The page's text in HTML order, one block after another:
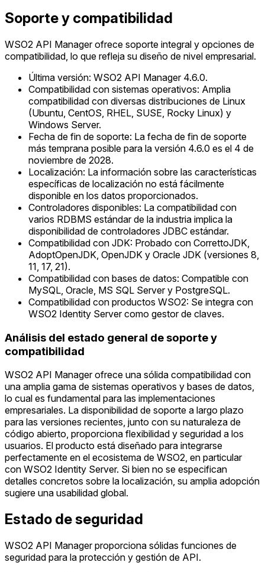
Soporte y compatibilidad
WSO2 API Manager ofrece soporte integral y opciones de
compatibilidad, lo que refleja su diseño de nivel empresarial.
Última versión: WSO2 API Manager 4.6.0.
Compatibilidad con sistemas operativos: Amplia
compatibilidad con diversas distribuciones de Linux
(Ubuntu, CentOS, RHEL, SUSE, Rocky Linux) y
Windows Server.
Fecha de fin de soporte: La fecha de fin de soporte
más temprana posible para la versión 4.6.0 es el 4 de
noviembre de 2028.
Localización: La información sobre las características
específicas de localización no está fácilmente
disponible en los datos proporcionados.
Controladores disponibles: La compatibilidad con
varios RDBMS estándar de la industria implica la
disponibilidad de controladores JDBC estándar.
Compatibilidad con JDK: Probado con CorrettoJDK,
AdoptOpenJDK, OpenJDK y Oracle JDK (versiones 8,
11, 17, 21).
Compatibilidad con bases de datos: Compatible con
MySQL, Oracle, MS SQL Server y PostgreSQL.
Compatibilidad con productos WSO2: Se integra con
WSO2 Identity Server como gestor de claves.
Análisis del estado general de soporte y
compatibilidad
WSO2 API Manager ofrece una sólida compatibilidad con
una amplia gama de sistemas operativos y bases de datos,
lo cual es fundamental para las implementaciones
empresariales. La disponibilidad de soporte a largo plazo
para las versiones recientes, junto con su naturaleza de
código abierto, proporciona flexibilidad y seguridad a los
usuarios. El producto está diseñado para integrarse
perfectamente en el ecosistema de WSO2, en particular
con WSO2 Identity Server. Si bien no se especifican
detalles concretos sobre la localización, su amplia adopción
sugiere una usabilidad global.
Estado de seguridad
WSO2 API Manager proporciona sólidas funciones de
seguridad para la protección y gestión de API.